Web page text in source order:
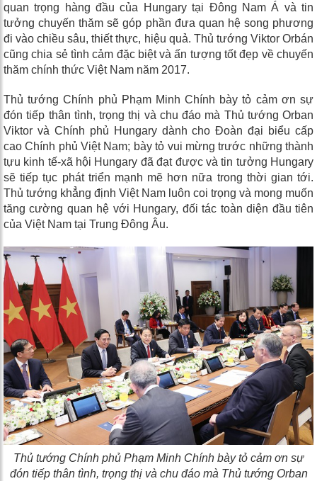
quan trọng hàng đầu của Hungary tại Đông Nam Á và tin
tưởng chuyến thăm sẽ góp phần đưa quan hệ song phương
đi vào chiều sâu, thiết thực, hiệu quả. Thủ tướng Viktor Orbán
cũng chia sẻ tình cảm đặc biệt và ấn tượng tốt đẹp về chuyến
thăm chính thức Việt Nam năm 2017.
Thủ tướng Chính phủ Phạm Minh Chính bày tỏ cảm ơn sự
đón tiếp thân tình, trọng thị và chu đáo mà Thủ tướng Orban
Viktor và Chính phủ Hungary dành cho Đoàn đại biểu cấp
cao Chính phủ Việt Nam; bày tỏ vui mừng trước những thành
tựu kinh tế-xã hội Hungary đã đạt được và tin tưởng Hungary
sẽ tiếp tục phát triển mạnh mẽ hơn nữa trong thời gian tới.
Thủ tướng khẳng định Việt Nam luôn coi trọng và mong muốn
tăng cường quan hệ với Hungary, đối tác toàn diện đầu tiên
của Việt Nam tại Trung Đông Âu.
Thủ tướng Chính phủ Phạm Minh Chính bày tỏ cảm ơn sự
đón tiếp thân tình, trọng thị và chu đáo mà Thủ tướng Orban